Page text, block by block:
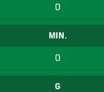
0
MIN.
0
G